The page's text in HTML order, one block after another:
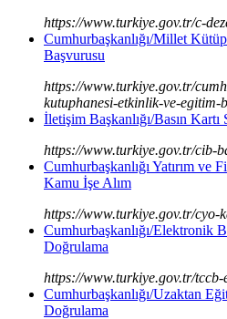
https://www.turkiye.gov.tr/c-
Cumhurbaşkanlığı/Millet
Başvurusu
https://www.turkiye.gov.tr/
kutuphanesi-etkinlik-ve-egitim-
İletişim Başkanlığı/Basın Kartı
https://www.turkiye.gov.tr/cib-
Cumhurbaşkanlığı Yatırım ve
Kamu İşe Alım
https://www.turkiye.gov.tr/cyo-
Cumhurbaşkanlığı/Elektronik
Doğrulama
https://www.turkiye.gov.tr/tccb-
Cumhurbaşkanlığı/Uzaktan
Doğrulama